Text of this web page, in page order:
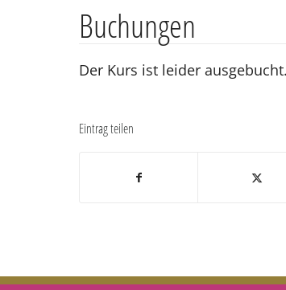
Buchungen
Der Kurs ist leider ausgebucht.
Eintrag teilen